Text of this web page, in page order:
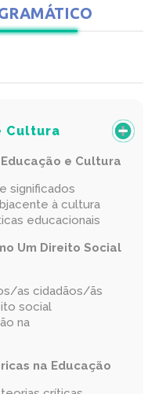
Cultura
e Cultura
significados
à cultura
educacionais
Um Direito Social
as cidadãos/ãs
social
na
na Educação